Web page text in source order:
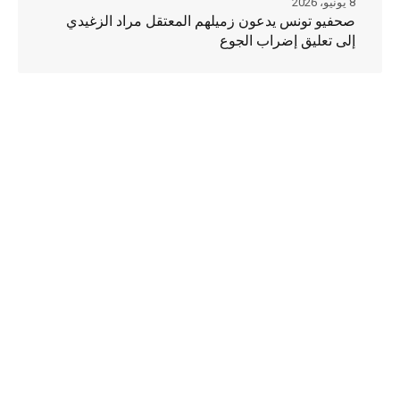
صحفيو تونس يدعون زميلهم المعتقل مراد الزغيدي
إلى تعليق إضراب الجوع